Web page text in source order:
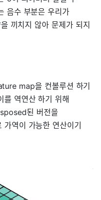
음수 부분은 우리가
끼치지 않아 문제가 되지
map을 컨볼루션 하기
를 역연산 하기 위해
된 버전을
역이 가능한 연산이기